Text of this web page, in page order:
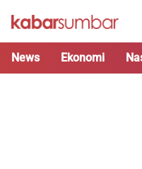
News Ekonomi